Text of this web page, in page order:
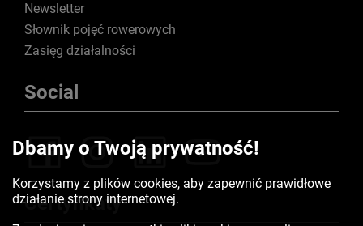
Newsletter
Słownik pojęć rowerowych
Zasięg działalności
Social
Certyfikaty
Dbamy o Twoją prywatność!
Korzystamy z plików cookies, aby zapewnić prawidłowe
działanie strony internetowej.